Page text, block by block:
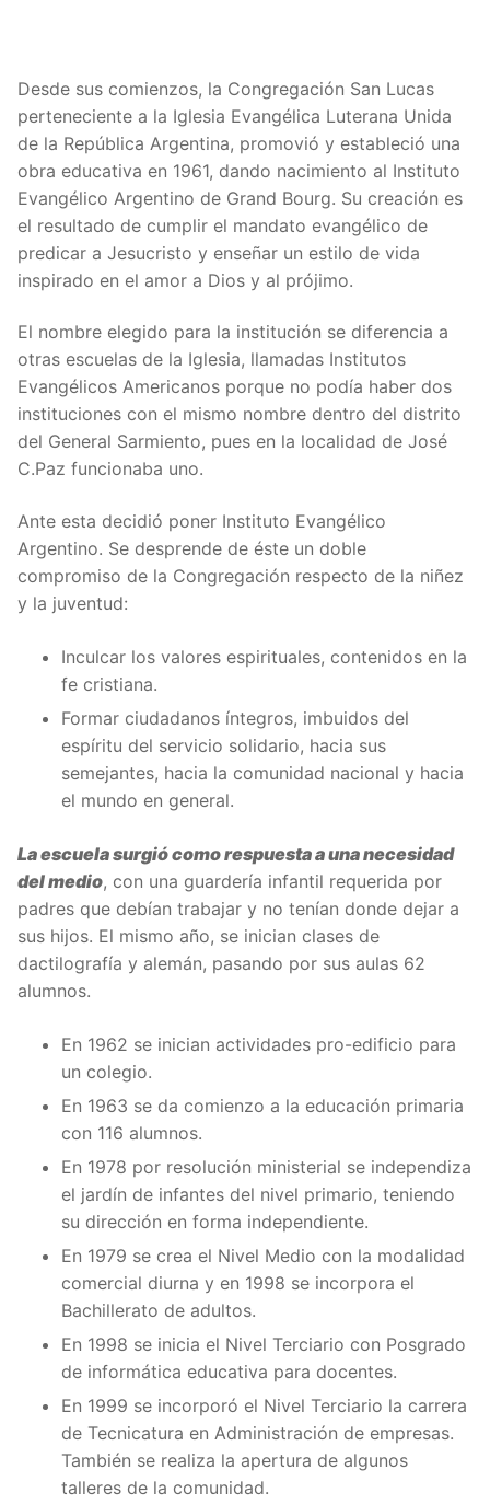
Desde sus comienzos, la Congregación San Lucas
perteneciente a la Iglesia Evangélica Luterana Unida
de la República Argentina, promovió y estableció una
obra educativa en 1961, dando nacimiento al Instituto
Evangélico Argentino de Grand Bourg. Su creación es
el resultado de cumplir el mandato evangélico de
predicar a Jesucristo y enseñar un estilo de vida
inspirado en el amor a Dios y al prójimo.
El nombre elegido para la institución se diferencia a
otras escuelas de la Iglesia, llamadas Institutos
Evangélicos Americanos porque no podía haber dos
instituciones con el mismo nombre dentro del distrito
del General Sarmiento, pues en la localidad de José
C.Paz funcionaba uno.
Ante esta decidió poner Instituto Evangélico
Argentino. Se desprende de éste un doble
compromiso de la Congregación respecto de la niñez
y la juventud:
Inculcar los valores espirituales, contenidos en la
fe cristiana.
Formar ciudadanos íntegros, imbuidos del
espíritu del servicio solidario, hacia sus
semejantes, hacia la comunidad nacional y hacia
el mundo en general.
La escuela surgió como respuesta a una necesidad
del medio, con una guardería infantil requerida por
padres que debían trabajar y no tenían donde dejar a
sus hijos. El mismo año, se inician clases de
dactilografía y alemán, pasando por sus aulas 62
alumnos.
En 1962 se inician actividades pro-edificio para
un colegio.
En 1963 se da comienzo a la educación primaria
con 116 alumnos.
En 1978 por resolución ministerial se independiza
el jardín de infantes del nivel primario, teniendo
su dirección en forma independiente.
En 1979 se crea el Nivel Medio con la modalidad
comercial diurna y en 1998 se incorpora el
Bachillerato de adultos.
En 1998 se inicia el Nivel Terciario con Posgrado
de informática educativa para docentes.
En 1999 se incorporó el Nivel Terciario la carrera
de Tecnicatura en Administración de empresas.
También se realiza la apertura de algunos
talleres de la comunidad.